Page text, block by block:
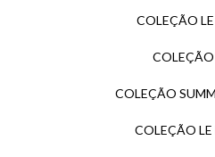
COLEÇÃO
COLEÇÃO
COLEÇÃO LE